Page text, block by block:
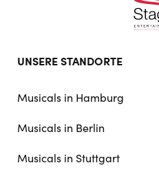
doormat
UNSERE STANDORTE
Musicals in Hamburg
Musicals in Berlin
Musicals in Stuttgart